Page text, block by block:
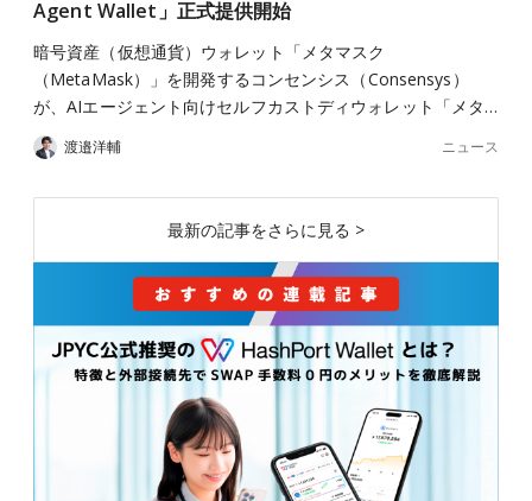
Agent Wallet」正式提供開始
暗号資産（仮想通貨）ウォレット「メタマスク
（MetaMask）」を開発するコンセンシス（Consensys）
が、AIエージェント向けセルフカストディウォレット「メタ…
渡邉洋輔 ニュース
最新の記事をさらに見る >